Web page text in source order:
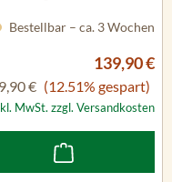
Bestellbar – ca. 3 Wochen
139,90 €
€ (12.51% gespart)
MwSt. zzgl. Versandkosten